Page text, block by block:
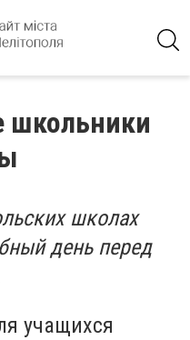
школьники
школах
день перед
учащихся